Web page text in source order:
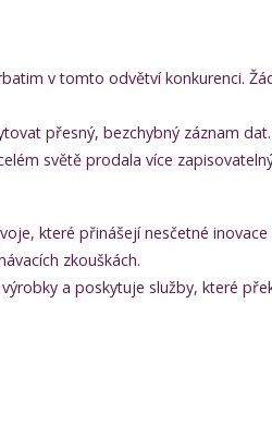
v tomto odvětví konkurenci.
přesný, bezchybný záznam dat.
světě prodala více
které přinášejí nesčetné
zkouškách.
a poskytuje služby, které